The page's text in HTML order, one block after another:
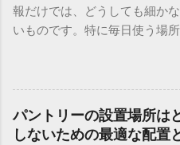
報だけでは、どうしても細か
いものです。特に毎日使う場
て、触れて確かめられるショ
ショールームでは、専任のア
合わせたプランを丁寧に提案
ち時間もなく、じっくりと相
パントリーの設置場所は
しないための最適な配置